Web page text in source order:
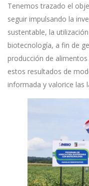
Tenemos trazado el
seguir impulsando la
sustentable, la
biotecnología, a fin de
producción de
estos resultados de
informada y valorice las